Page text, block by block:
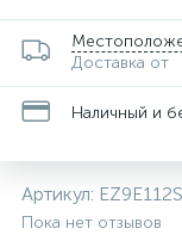
Доставка от
Наличный и
Артикул:
Пока нет отзывов